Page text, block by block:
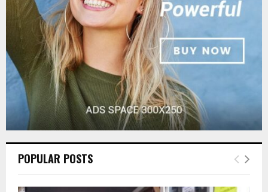
POPULAR POSTS